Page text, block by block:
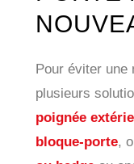
Pour éviter une
plusieurs
poignée
bloque-porte,